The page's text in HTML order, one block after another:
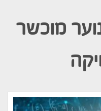
מוכשר